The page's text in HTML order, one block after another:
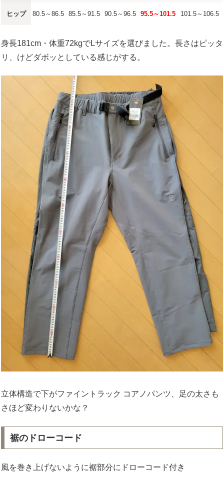
ヒップ 80.5～86.5 85.5～91.5 90.5～96.5 95.5～101.5 101.5～106.5
身長181cm・体重72kgでLサイズを選びました。長さはピッタ
リ、けどダボッとしている感じがする。
立体構造で下がファイントラック コアノパンツ、足の太さも
さほど変わりないかな？
裾のドローコード
風を巻き上げないように裾部分にドローコード付き